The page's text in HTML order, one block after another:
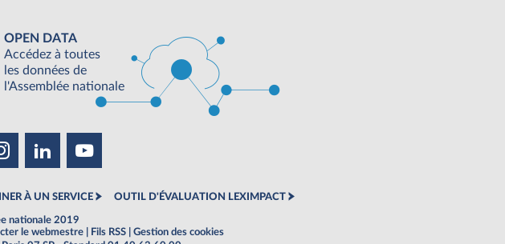
OPEN DATA
Accédez à toutes
les données de
l'Assemblée nationale
À UN SERVICE OUTIL D'ÉVALUATION LEXIMPACT
nationale 2019
le webmestre Fils RSS
Gestion des cookies